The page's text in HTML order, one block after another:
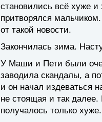
становились всё хуже
притворялся
от такой новости.
Закончилась зима.
У Маши и Пети были
заводила скандалы, а
и он начал издеваться
не стоящая и так
получалось только хуже.